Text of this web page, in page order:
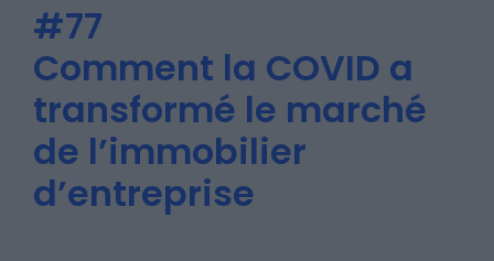
Les épisodes
Les articles
#77
Comment la COVID a
transformé le marché
de l’immobilier
d’entreprise